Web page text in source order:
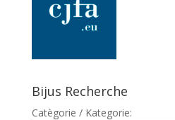
Bijus Recherche
Catègorie / Kategorie: